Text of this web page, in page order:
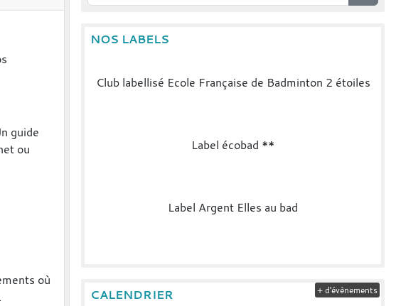
guide
ou
où
NOS LABELS
Club labellisé Ecole Française de Badminton 2 étoiles
Label écobad **
Label Argent Elles au bad
CALENDRIER + d'évènements